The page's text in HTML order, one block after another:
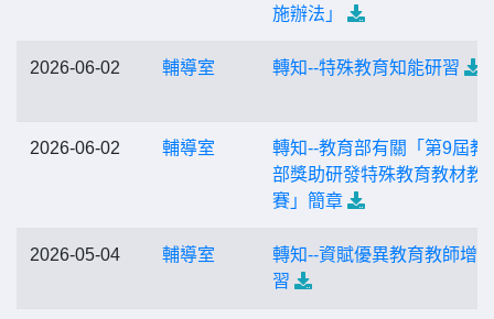
施辦法」
2026-06-02 輔導室 轉知--特殊教育知能研習
2026-06-02 輔導室
轉知--教育部有關「第9屆教
部獎助研發特殊教育教材教
賽」簡章
2026-05-04 輔導室
轉知--資賦優異教育教師增
習